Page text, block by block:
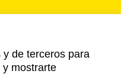
de terceros para
mostrarte